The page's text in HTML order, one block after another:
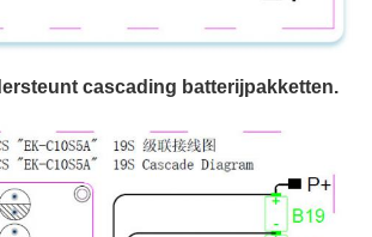
cascading batterijpakketten.